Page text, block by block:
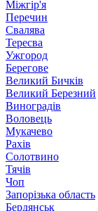
Міжгір'я
Перечин
Свалява
Тересва
Ужгород
Берегове
Великий Бичків
Великий Березний
Виноградів
Воловець
Мукачево
Рахів
Солотвино
Тячів
Чоп
Запорізька область
Бердянськ